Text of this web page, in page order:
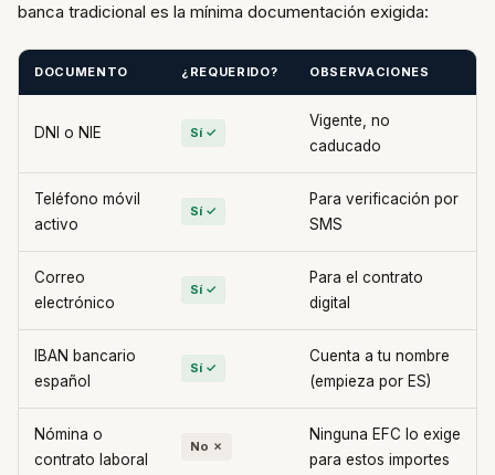
banca tradicional es la mínima documentación exigida:
DOCUMENTO ¿REQUERIDO? OBSERVACIONES
DNI o NIE Sí ✓
Vigente, no
caducado
Teléfono móvil
activo
Sí ✓
Para verificación por
SMS
Correo
electrónico
Sí ✓
Para el contrato
digital
IBAN bancario
español
Sí ✓
Cuenta a tu nombre
(empieza por ES)
Nómina o
contrato laboral
No ✗
Ninguna EFC lo exige
para estos importes